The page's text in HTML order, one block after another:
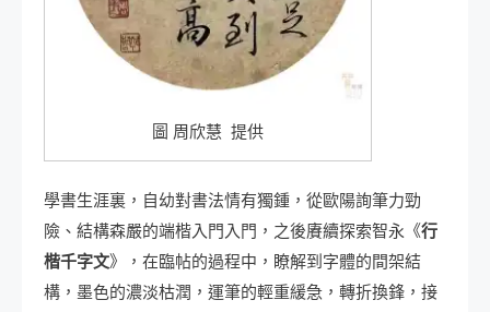
圖 周欣慧 提供
學書生涯裏，自幼對書法情有獨鍾，從歐陽詢筆力勁
險、結構森嚴的端楷入門入門，之後賡續探索智永《行
楷千字文》，在臨帖的過程中，瞭解到字體的間架結
構，墨色的濃淡枯潤，運筆的輕重緩急，轉折換鋒，接